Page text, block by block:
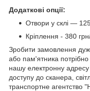
Додаткові опції:
Отвори у склі —
Кріплення - 380
Зробити замовлення
або пам'ятника потрібно
нашу електронну
доступу до сканера,
транспортне агентство